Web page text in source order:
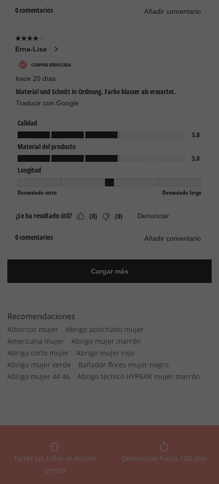
Recomendaciones
Albornoz mujer
Abrigo acolchado mujer
Americana mujer
Abrigo mujer marrón
Abrigo corto mujer
Abrigo mujer rojo
Abrigo mujer verde
Bañador flores mujer negro
Abrigo mujer 44 46
Abrigo técnico HYPRAR mujer marrón
Todas las tallas el mismo
precio
Devolución hasta 100 días